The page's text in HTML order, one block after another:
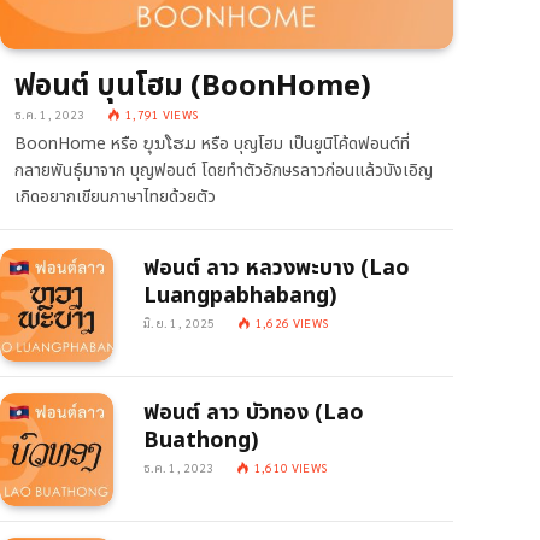
ฟอนต์ บุนโฮม (BoonHome)
ธ.ค. 1, 2023 1,791 VIEWS
BoonHome หรือ ບຸນໂຮມ หรือ บุญโฮม เป็นยูนิโค้ดฟอนต์ที่
กลายพันธุ์มาจาก บุญฟอนต์ โดยทำตัวอักษรลาวก่อนแล้วบังเอิญ
เกิดอยากเขียนภาษาไทยด้วยตัว
ฟอนต์ ลาว หลวงพะบาง (Lao
Luangpabhabang)
มิ.ย. 1, 2025 1,626 VIEWS
ฟอนต์ ลาว บัวทอง (Lao
Buathong)
ธ.ค. 1, 2023 1,610 VIEWS